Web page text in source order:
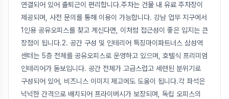
연결되어 있어 출퇴근이 편리합니다.주차는 건물 내 유료 주차장이
제공되며, 사전 문의를 통해 이용이 가능합니다. 강남 업무 지구에서
1인용 공유오피스를 찾고 계신다면, 이처럼 접근성이 좋은 입지는 큰
장점이 됩니다.2. 공간 구성 및 인테리어 특징마이파트너스 삼성역
센터는 5층 전체를 공유오피스로 운영하고 있으며, 호텔식 프리미엄
인테리어가 돋보입니다. 공간 전체가 고급스럽고 세련된 분위기로
구성되어 있어, 비즈니스 이미지 제고에도 도움이 됩니다.각 좌석은
넉넉한 간격으로 배치되어 프라이버시가 보장되며, 독립 오피스의